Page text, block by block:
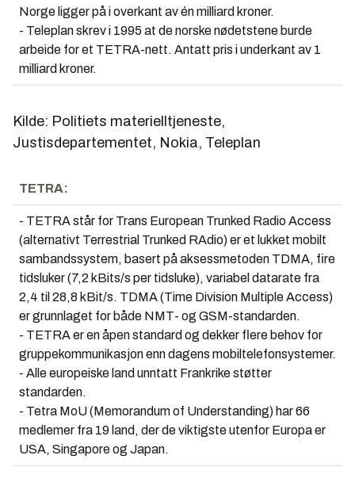
Norge ligger på i overkant av én milliard kroner.
- Teleplan skrev i 1995 at de norske nødetstene burde
arbeide for et TETRA-nett. Antatt pris i underkant av 1
milliard kroner.
Kilde: Politiets materielltjeneste,
Justisdepartementet, Nokia, Teleplan
TETRA:
- TETRA står for Trans European Trunked Radio Access
(alternativt Terrestrial Trunked RAdio) er et lukket mobilt
sambandssystem, basert på aksessmetoden TDMA, fire
tidsluker (7,2 kBits/s per tidsluke), variabel datarate fra
2,4 til 28,8 kBit/s. TDMA (Time Division Multiple Access)
er grunnlaget for både NMT- og GSM-standarden.
- TETRA er en åpen standard og dekker flere behov for
gruppekommunikasjon enn dagens mobiltelefonsystemer.
- Alle europeiske land unntatt Frankrike støtter
standarden.
- Tetra MoU (Memorandum of Understanding) har 66
medlemer fra 19 land, der de viktigste utenfor Europa er
USA, Singapore og Japan.